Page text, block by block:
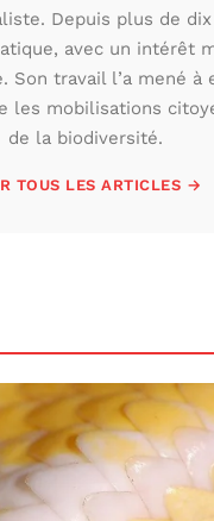
Depuis plus de
avec un intérêt
Son travail l’a mené
les mobilisations
de la biodiversité.
TOUS LES ARTICLES →